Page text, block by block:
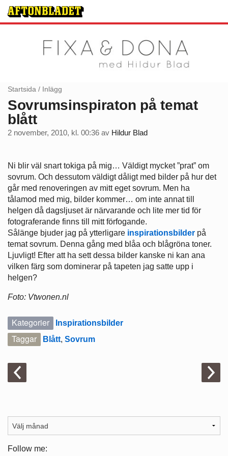
Startsida / Inlägg
Sovrumsinspiraton på temat
blått
2 november, 2010, kl. 00:36 av Hildur Blad
Ni blir väl snart tokiga på mig… Väldigt mycket ”prat” om
sovrum. Och dessutom väldigt dåligt med bilder på hur det
går med renoveringen av mitt eget sovrum. Men ha
tålamod med mig, bilder kommer… om inte annat till
helgen då dagsljuset är närvarande och lite mer tid för
fotograferande finns till mitt förfogande.
Sålänge bjuder jag på ytterligare inspirationsbilder på
temat sovrum. Denna gång med blåa och blågröna toner.
Ljuvligt! Efter att ha sett dessa bilder kanske ni kan ana
vilken färg som dominerar på tapeten jag satte upp i
helgen?
Foto: Vtwonen.nl
Kategorier Inspirationsbilder
Taggar Blått, Sovrum
Follow me: